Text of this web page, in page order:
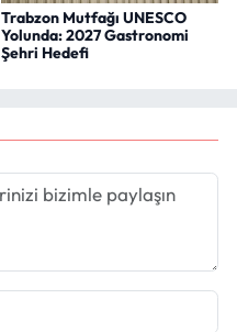
Trabzon Mutfağı UNESCO
Yolunda: 2027 Gastronomi
Şehri Hedefi